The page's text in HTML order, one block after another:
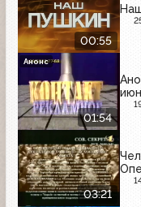
00:55
01:54
Анонс
03:21